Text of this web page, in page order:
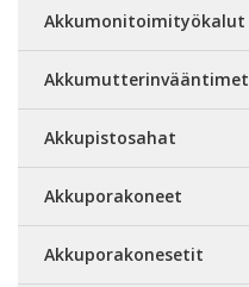
Akkumonitoimityökalut
Akkumutterinvääntimet
Akkupistosahat
Akkuporakoneet
Akkuporakonesetit